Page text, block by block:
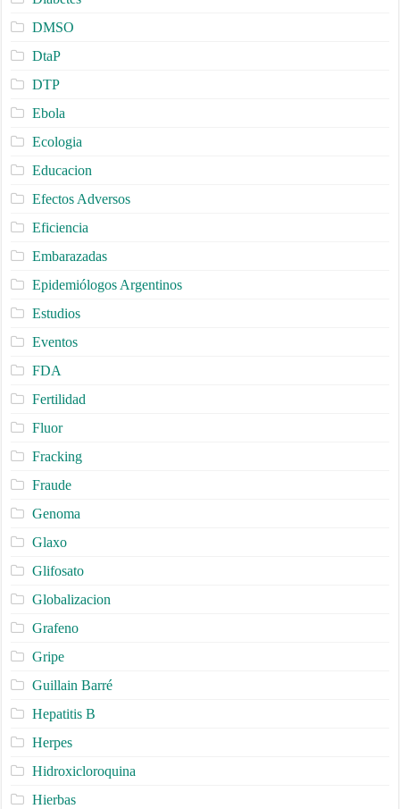
DMSO
DtaP
DTP
Ebola
Ecologia
Educacion
Efectos Adversos
Eficiencia
Embarazadas
Epidemiólogos Argentinos
Estudios
Eventos
FDA
Fertilidad
Fluor
Fracking
Fraude
Genoma
Glaxo
Glifosato
Globalizacion
Grafeno
Gripe
Guillain Barré
Hepatitis B
Herpes
Hidroxicloroquina
Hierbas